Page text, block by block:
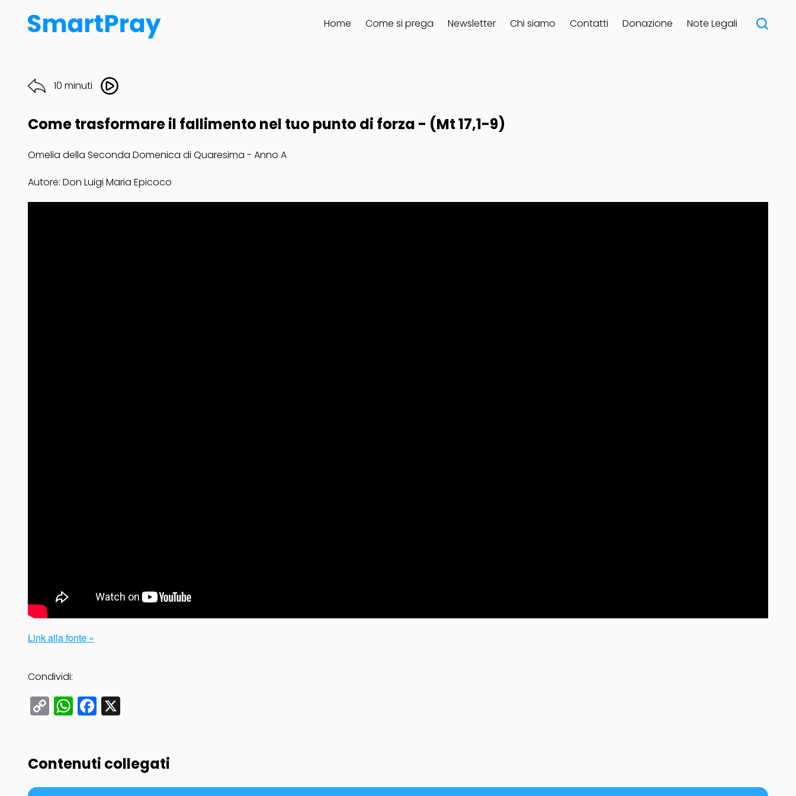
Home Come si prega Newsletter Chi siamo Contatti Donazione Note Legali
10 minuti
Come trasformare il fallimento nel tuo punto di forza - (Mt 17,1-9)
Omelia della Seconda Domenica di Quaresima - Anno A
Autore: Don Luigi Maria Epicoco
Link alla fonte »
Condividi:
CopyWhatsApp
Facebook
Contenuti collegati